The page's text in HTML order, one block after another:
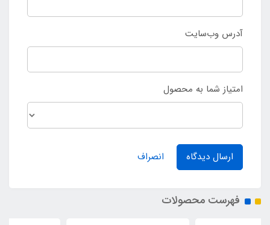
آدرس وب‌سایت
امتیاز شما به محصول
ارسال دیدگاه انصراف
فهرست محصولات